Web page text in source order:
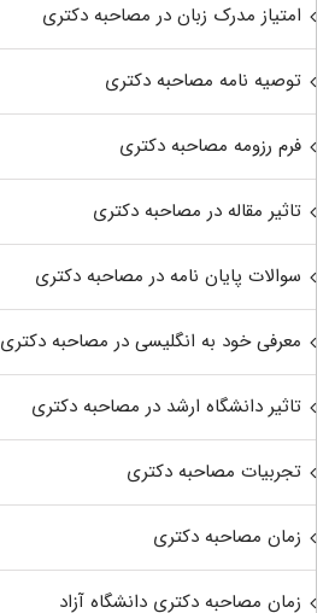
امتیاز مدرک زبان در مصاحبه دکتری
توصیه نامه مصاحبه دکتری
فرم رزومه مصاحبه دکتری
تاثیر مقاله در مصاحبه دکتری
سوالات پایان نامه در مصاحبه دکتری
معرفی خود به انگلیسی در مصاحبه دکتری
تاثیر دانشگاه ارشد در مصاحبه دکتری
تجربیات مصاحبه دکتری
زمان مصاحبه دکتری
زمان مصاحبه دکتری دانشگاه آزاد